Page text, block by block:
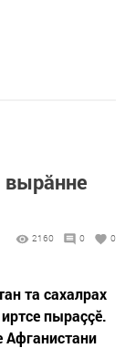
2160 0 0
та сахалрах
пыраççӗ.
Афганистани